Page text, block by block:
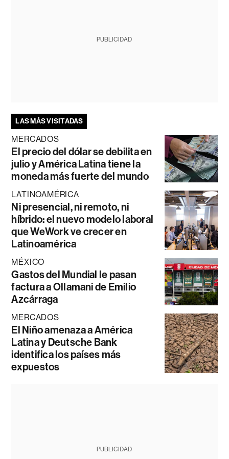
PUBLICIDAD
LAS MÁS VISITADAS
MERCADOS
El precio del dólar se debilita en
julio y América Latina tiene la
moneda más fuerte del mundo
LATINOAMÉRICA
Ni presencial, ni remoto, ni
híbrido: el nuevo modelo laboral
que WeWork ve crecer en
Latinoamérica
MÉXICO
Gastos del Mundial le pasan
factura a Ollamani de Emilio
Azcárraga
MERCADOS
El Niño amenaza a América
Latina y Deutsche Bank
identifica los países más
expuestos
PUBLICIDAD